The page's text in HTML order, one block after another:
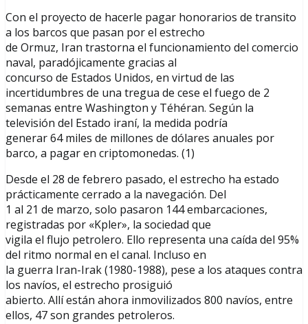
Con el proyecto de hacerle pagar honorarios de transito
a los barcos que pasan por el estrecho
de Ormuz, Iran trastorna el funcionamiento del comercio
naval, paradójicamente gracias al
concurso de Estados Unidos, en virtud de las
incertidumbres de una tregua de cese el fuego de 2
semanas entre Washington y Téhéran. Según la
televisión del Estado iraní, la medida podría
generar 64 miles de millones de dólares anuales por
barco, a pagar en criptomonedas. (1)
Desde el 28 de febrero pasado, el estrecho ha estado
prácticamente cerrado a la navegación. Del
1 al 21 de marzo, solo pasaron 144 embarcaciones,
registradas por «Kpler», la sociedad que
vigila el flujo petrolero. Ello representa una caída del 95%
del ritmo normal en el canal. Incluso en
la guerra Iran-Irak (1980-1988), pese a los ataques contra
los navíos, el estrecho prosiguió
abierto. Allí están ahora inmovilizados 800 navíos, entre
ellos, 47 son grandes petroleros.